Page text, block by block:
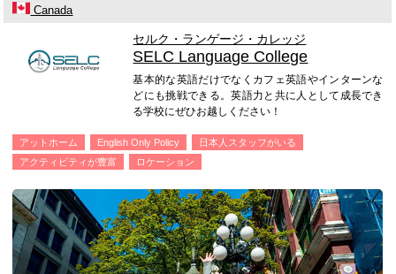
Canada
セルク・ランゲージ・カレッジ
SELC Language College
基本的な英語だけでなくカフェ英語やインターンな
どにも挑戦できる。英語力と共に人として成長でき
る学校にぜひお越しください！
アットホーム English Only Policy
日本人スタッフがいる
アクティビティが豊富
ロケーション